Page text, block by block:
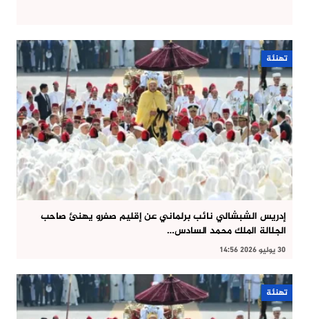
تهنئة
إدريس الشبشالي نائب برلماني عن إقليم صفرو يهنئ صاحب
الجلالة الملك محمد السادس…
30 يوليو 2026 14:56
تهنئة